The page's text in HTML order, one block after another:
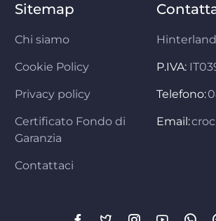
Sitemap
Chi siamo
Cookie Policy
Privacy policy
Certificato Fondo di
Garanzia
Contattaci
P.IVA:
Telefono:
Email: